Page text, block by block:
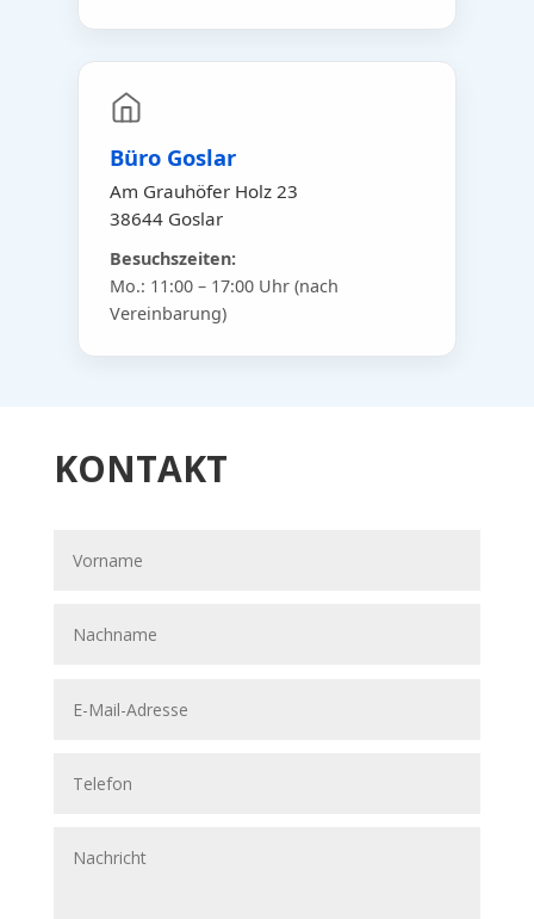
Büro Goslar
Am Grauhöfer Holz 23
38644 Goslar
Besuchszeiten:
Mo.: 11:00 – 17:00 Uhr (nach
Vereinbarung)
KONTAKT